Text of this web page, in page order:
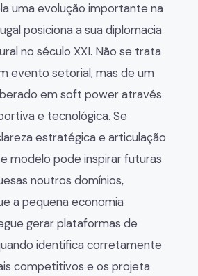
uma evolução importante na
posiciona a sua diplomacia
no século XXI. Não se trata
evento setorial, mas de um
em soft power através
e tecnológica. Se
estratégica e articulação
modelo pode inspirar futuras
noutros domínios,
a pequena economia
gerar plataformas de
identifica corretamente
competitivos e os projeta